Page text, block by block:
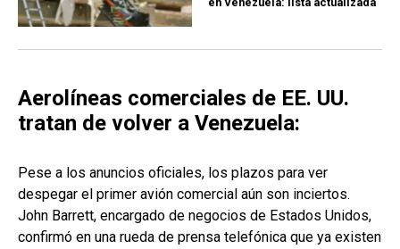
Aerolíneas comerciales de EE. UU.
tratan de volver a Venezuela:
Pese a los anuncios oficiales, los plazos para ver
despegar el primer avión comercial aún son inciertos.
John Barrett, encargado de negocios de Estados Unidos,
confirmó en una rueda de prensa telefónica que ya existen